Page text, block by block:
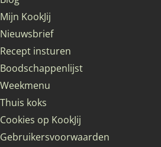
Mijn KookJij
Nieuwsbrief
Recept insturen
Boodschappenlijst
Weekmenu
Thuis koks
Cookies op KookJij
Gebruikersvoorwaarden